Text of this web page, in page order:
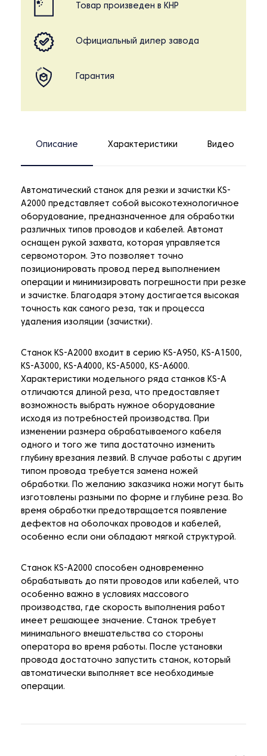
Товар произведен в КНР
Официальный дилер завода
Гарантия
Описание Характеристики Видео
Автоматический станок для резки и зачистки KS-
A2000 представляет собой высокотехнологичное
оборудование, предназначенное для обработки
различных типов проводов и кабелей. Автомат
оснащен рукой захвата, которая управляется
сервомотором. Это позволяет точно
позиционировать провод перед выполнением
операции и минимизировать погрешности при резке
и зачистке. Благодаря этому достигается высокая
точность как самого реза, так и процесса
удаления изоляции (зачистки).
Станок KS-A2000 входит в серию KS-A950, KS-A1500,
KS-A3000, KS-A4000, KS-A5000, KS-A6000.
Характеристики модельного ряда станков KS-A
отличаются длиной реза, что предоставляет
возможность выбрать нужное оборудование
исходя из потребностей производства. При
изменении размера обрабатываемого кабеля
одного и того же типа достаточно изменить
глубину врезания лезвий. В случае работы с другим
типом провода требуется замена ножей
обработки. По желанию заказчика ножи могут быть
изготовлены разными по форме и глубине реза. Во
время обработки предотвращается появление
дефектов на оболочках проводов и кабелей,
особенно если они обладают мягкой структурой.
Станок KS-A2000 способен одновременно
обрабатывать до пяти проводов или кабелей, что
особенно важно в условиях массового
производства, где скорость выполнения работ
имеет решающее значение. Станок требует
минимального вмешательства со стороны
оператора во время работы. После установки
провода достаточно запустить станок, который
автоматически выполняет все необходимые
операции.